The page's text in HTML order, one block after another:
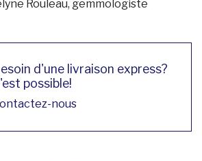
Rouleau, gemmologiste
d'une livraison express?
possible!
nous